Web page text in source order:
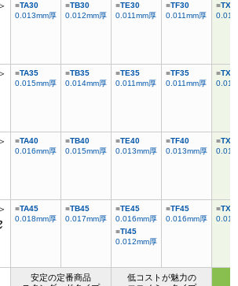
TA30
0.013mm厚
TB30
0.012mm厚
TE30
0.011mm厚
TF30
0.011mm厚
TA35
0.015mm厚
TB35
0.014mm厚
TE35
0.011mm厚
TF35
0.011mm厚
TA40
0.016mm厚
TB40
0.015mm厚
TE40
0.013mm厚
TF40
0.013mm厚
TA45
0.018mm厚
TB45
0.017mm厚
TE45
0.016mm厚
TI45
0.012mm厚
TF45
0.016mm厚
安定の定番商品
低コストが魅力の